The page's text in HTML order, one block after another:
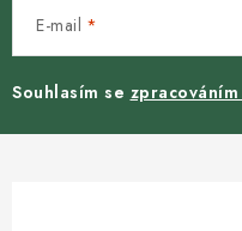
E-mail
Souhlasím se